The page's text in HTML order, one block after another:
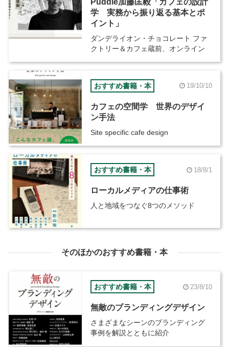
学 実務から振り返る基本とポ
イント」
ダンデライオン・チョコレート ファ
クトリー＆カフェ蔵前、オンライン
おすすめ書籍・本 19/10/10
カフェの空間学 世界のデザイ
ン手法
Site specific cafe design
おすすめ書籍・本 18/8/1
ローカルメディアの仕事術
人と地域をつなぐ8つのメソッド
そのほかのおすすめ書籍・本
おすすめ書籍・本 23/8/10
無敵のブランディングデザイン
さまざまなシーンのブランディング
事例を解説とともに紹介